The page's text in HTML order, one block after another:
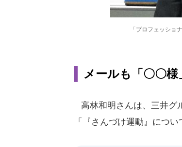
「プロフェッショ
メールも「〇〇
高林和明さんは、三井グ
「『さんづけ運動』につ